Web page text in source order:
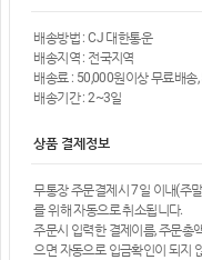
배송방법 : CJ 대한통운
배송지역 : 전국지역
배송료 : 50,000원이상 무료배송
배송기간 : 2~3일
상품 결제정보
무통장 주문결제시 7일 이내(주
를 위해 자동으로 취소됩니다.
주문시 입력한 결제이름, 주문총
으면 자동으로 입금확인이 되지